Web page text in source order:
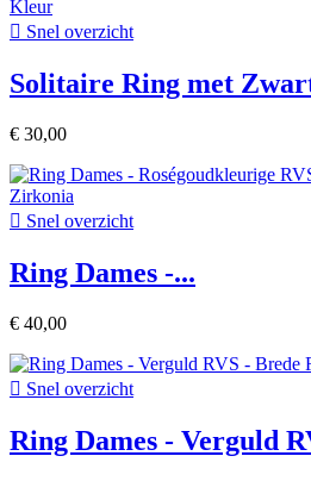
 Snel overzicht
Solitaire Ring met
€ 30,00
 Snel overzicht
Ring Dames -...
€ 40,00
 Snel overzicht
Ring Dames - Verguld